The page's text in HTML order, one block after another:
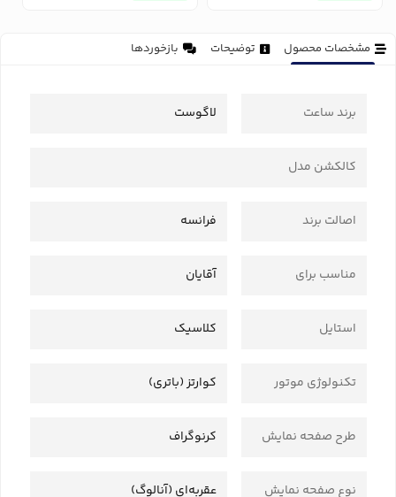
مشخصات محصول توضیحات بازخوردها
برند ساعت لاگوست
کالکشن مدل
اصالت برند فرانسه
مناسب برای آقایان
استایل کلاسیک
تکنولوژی موتور کوارتز (باتری)
طرح صفحه نمایش کرنوگراف
نوع صفحه نمایش عقربه‌ای (آنالوگ)